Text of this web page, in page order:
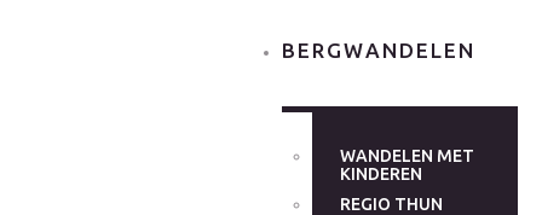
BERGWANDELEN
WANDELEN MET
KINDEREN
REGIO THUN